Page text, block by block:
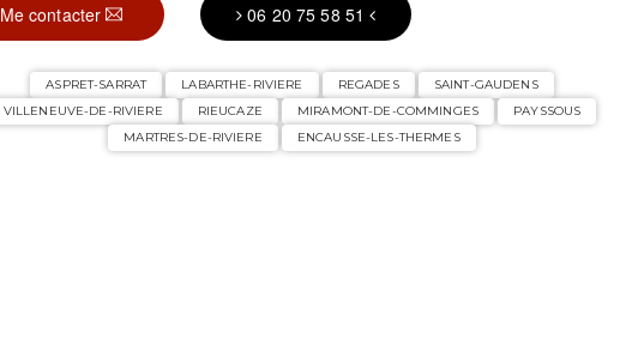
Me contacter 06 20 75 58 51
ASPRET-SARRAT LABARTHE-RIVIERE REGADES
SAINT-GAUDENS
VILLENEUVE-DE-RIVIERE
RIEUCAZE MIRAMONT-DE-COMMINGES
PAYSSOUS
MARTRES-DE-RIVIERE
ENCAUSSE-LES-THERMES